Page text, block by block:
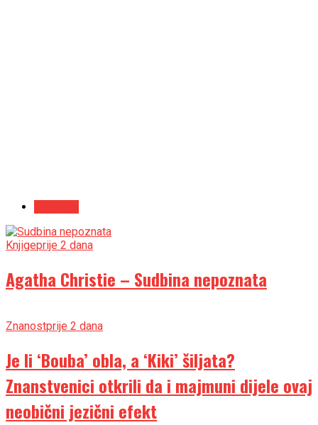
Knjigeprije 2 dana
Agatha Christie – Sudbina nepoznata
Znanostprije 2 dana
Je li ‘Bouba’ obla, a ‘Kiki’ šiljata?
Znanstvenici otkrili da i majmuni dijele ovaj
neobični jezični efekt